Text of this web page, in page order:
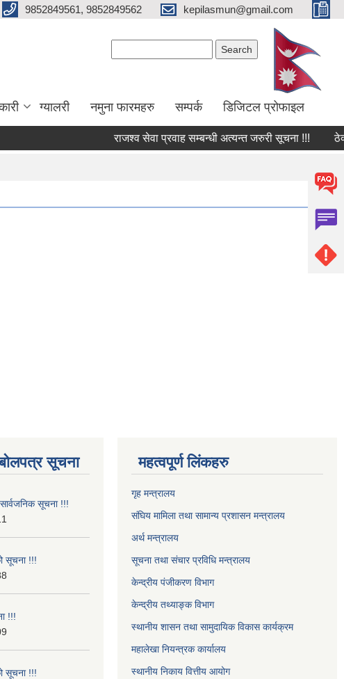
9852849561, 9852849562 kepilasmun@gmail.com
ग्यालरी नमुना फारमहरु सम्पर्क डिजिटल प्रोफाइल
राजश्व सेवा प्रवाह सम्बन्धी अत्यन्त जरुरी सूचना !!! ठेक्का
सूचना
सूचना !!!
सूचना !!!
!!!
सूचना !!!
महत्वपूर्ण लिंकहरु
गृह मन्त्रालय
संघिय मामिला तथा सामान्य प्रशासन मन्त्रालय
अर्थ मन्त्रालय
सूचना तथा संचार प्रविधि मन्त्रालय
केन्द्रीय पंजीकरण विभाग
केन्द्रीय तथ्याङ्क विभाग
स्थानीय शासन तथा सामुदायिक विकास कार्यक्रम
महालेखा नियन्त्रक कार्यालय
स्थानीय निकाय वित्तीय आयोग